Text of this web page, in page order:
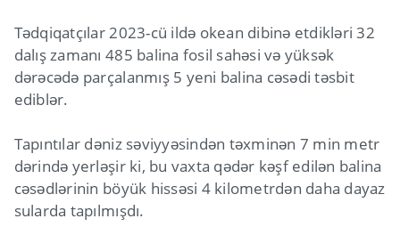
Tədqiqatçılar 2023-cü ildə okean dibinə etdikləri 32
dalış zamanı 485 balina fosil sahəsi və yüksək
dərəcədə parçalanmış 5 yeni balina cəsədi təsbit
ediblər.
Tapıntılar dəniz səviyyəsindən təxminən 7 min metr
dərində yerləşir ki, bu vaxta qədər kəşf edilən balina
cəsədlərinin böyük hissəsi 4 kilometrdən daha dayaz
sularda tapılmışdı.